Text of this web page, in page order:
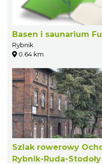
Basen i saunarium
Rybnik
0.64 km
Szlak rowerowy
Rybnik-Ruda-Stodoły